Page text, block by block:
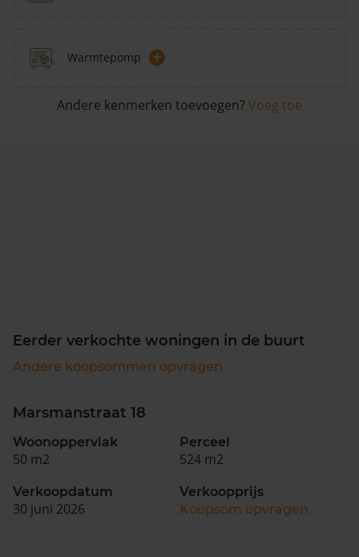
Warmtepomp +
Andere kenmerken toevoegen? Voeg toe
Eerder verkochte woningen in de buurt
Andere koopsommen opvragen
Marsmanstraat 18
Woonoppervlak
50 m2
Perceel
524 m2
Verkoopdatum
30 juni 2026
Verkoopprijs
Koopsom opvragen